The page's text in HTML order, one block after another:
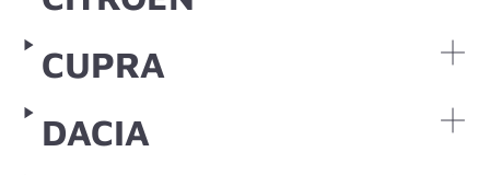
CUPRA
DACIA